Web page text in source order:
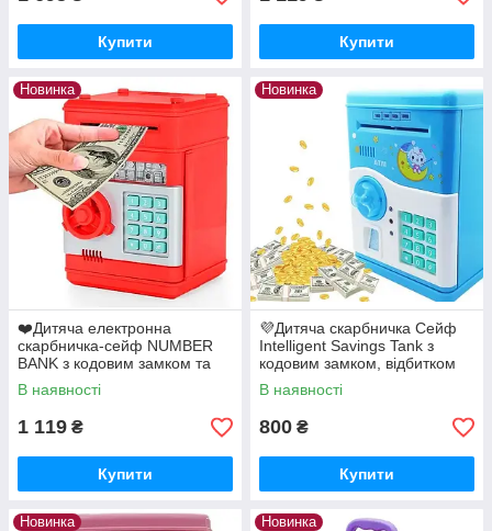
Купити Купити
Новинка
❤️Дитяча електронна
скарбничка-сейф NUMBER
BANK з кодовим замком та
купюроприймачем Червоний
В наявності
1 119 ₴
Купити
Новинка
💜Дитяча скарбничка Сейф
Intelligent Savings Tank з
кодовим замком, відбитком
пальця, музична Блакитний
В наявності
800 ₴
Купити
Новинка Новинка